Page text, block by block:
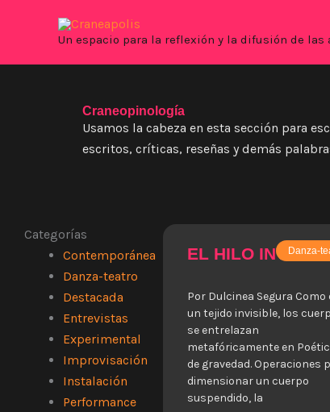
Un espacio para la reflexión y la difusión de
Craneopinología
Usamos la cabeza en esta sección para
escritos, críticas, reseñas y demás
Categorías
Contemporánea
Danza-teatro
Destacada
Entrevistas
Experimental
Improvisación
Instalación
Performance
Danza-
EL HILO
Por Dulcinea Segura Como
un tejido invisible, los
se entrelazan
metafóricamente en
de gravedad. Operaciones
dimensionar un cuerpo
suspendido, la